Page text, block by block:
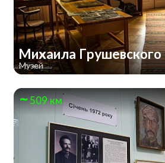
Михаила Грушевского
Музей
509 км